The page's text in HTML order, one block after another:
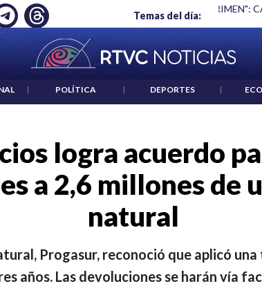
Temas del día:
CRIMEN": CARTA DE BETO CORAL ABELARDO
| POLÍTICA | DEPORTES |
logra acuerdo
a 2,6 millones de
natural
Progasur, reconoció que aplicó
años. Las devoluciones se harán vía